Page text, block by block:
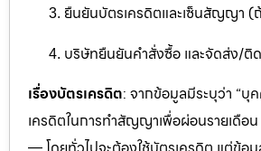
ยืนยันบัตรเครดิตและเซ็นสัญญา (
บริษัทยืนยันคำสั่งซื้อ และจัดส่ง/ติ
เรื่องบัตรเครดิต: จากข้อมูลมีระบุว่า “บุ
เครดิตในการทำสัญญาเพื่อผ่อนรายเดือ